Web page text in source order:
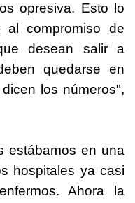
opresiva. Esto lo
al compromiso de
desean salir a
quedarse en
los números",
estábamos en una
hospitales ya casi
Ahora la